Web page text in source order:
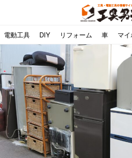
電動工具 DIY リフォーム 車 マ